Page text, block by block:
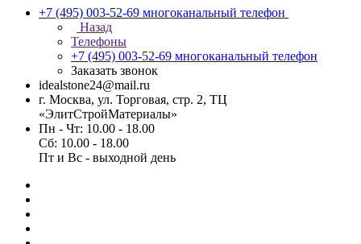
+7 (495) 003-52-69 многоканальный телефон
Назад
Телефоны
+7 (495) 003-52-69 многоканальный телефон
Заказать звонок
idealstone24@mail.ru
г. Москва, ул. Торговая, стр. 2, ТЦ
«ЭлитСтройМатериалы»
Пн - Чт: 10.00 - 18.00
Сб: 10.00 - 18.00
Пт и Вс - выходной день